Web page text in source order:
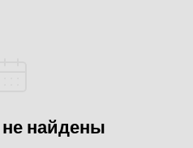
найдены